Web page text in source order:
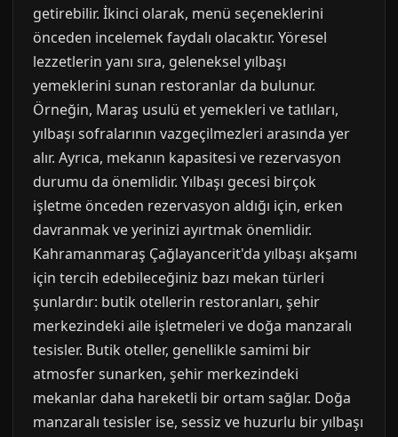
getirebilir. İkinci olarak, menü seçeneklerini
önceden incelemek faydalı olacaktır. Yöresel
lezzetlerin yanı sıra, geleneksel yılbaşı
yemeklerini sunan restoranlar da bulunur.
Örneğin, Maraş usulü et yemekleri ve tatlıları,
yılbaşı sofralarının vazgeçilmezleri arasında yer
alır. Ayrıca, mekanın kapasitesi ve rezervasyon
durumu da önemlidir. Yılbaşı gecesi birçok
işletme önceden rezervasyon aldığı için, erken
davranmak ve yerinizi ayırtmak önemlidir.
Kahramanmaraş Çağlayancerit'da yılbaşı akşamı
için tercih edebileceğiniz bazı mekan türleri
şunlardır: butik otellerin restoranları, şehir
merkezindeki aile işletmeleri ve doğa manzaralı
tesisler. Butik oteller, genellikle samimi bir
atmosfer sunarken, şehir merkezindeki
mekanlar daha hareketli bir ortam sağlar. Doğa
manzaralı tesisler ise, sessiz ve huzurlu bir yılbaşı